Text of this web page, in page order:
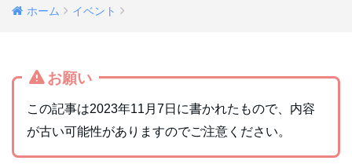
ホーム イベント
お願い
この記事は2023年11月7日に書かれたもので、内容
が古い可能性がありますのでご注意ください。